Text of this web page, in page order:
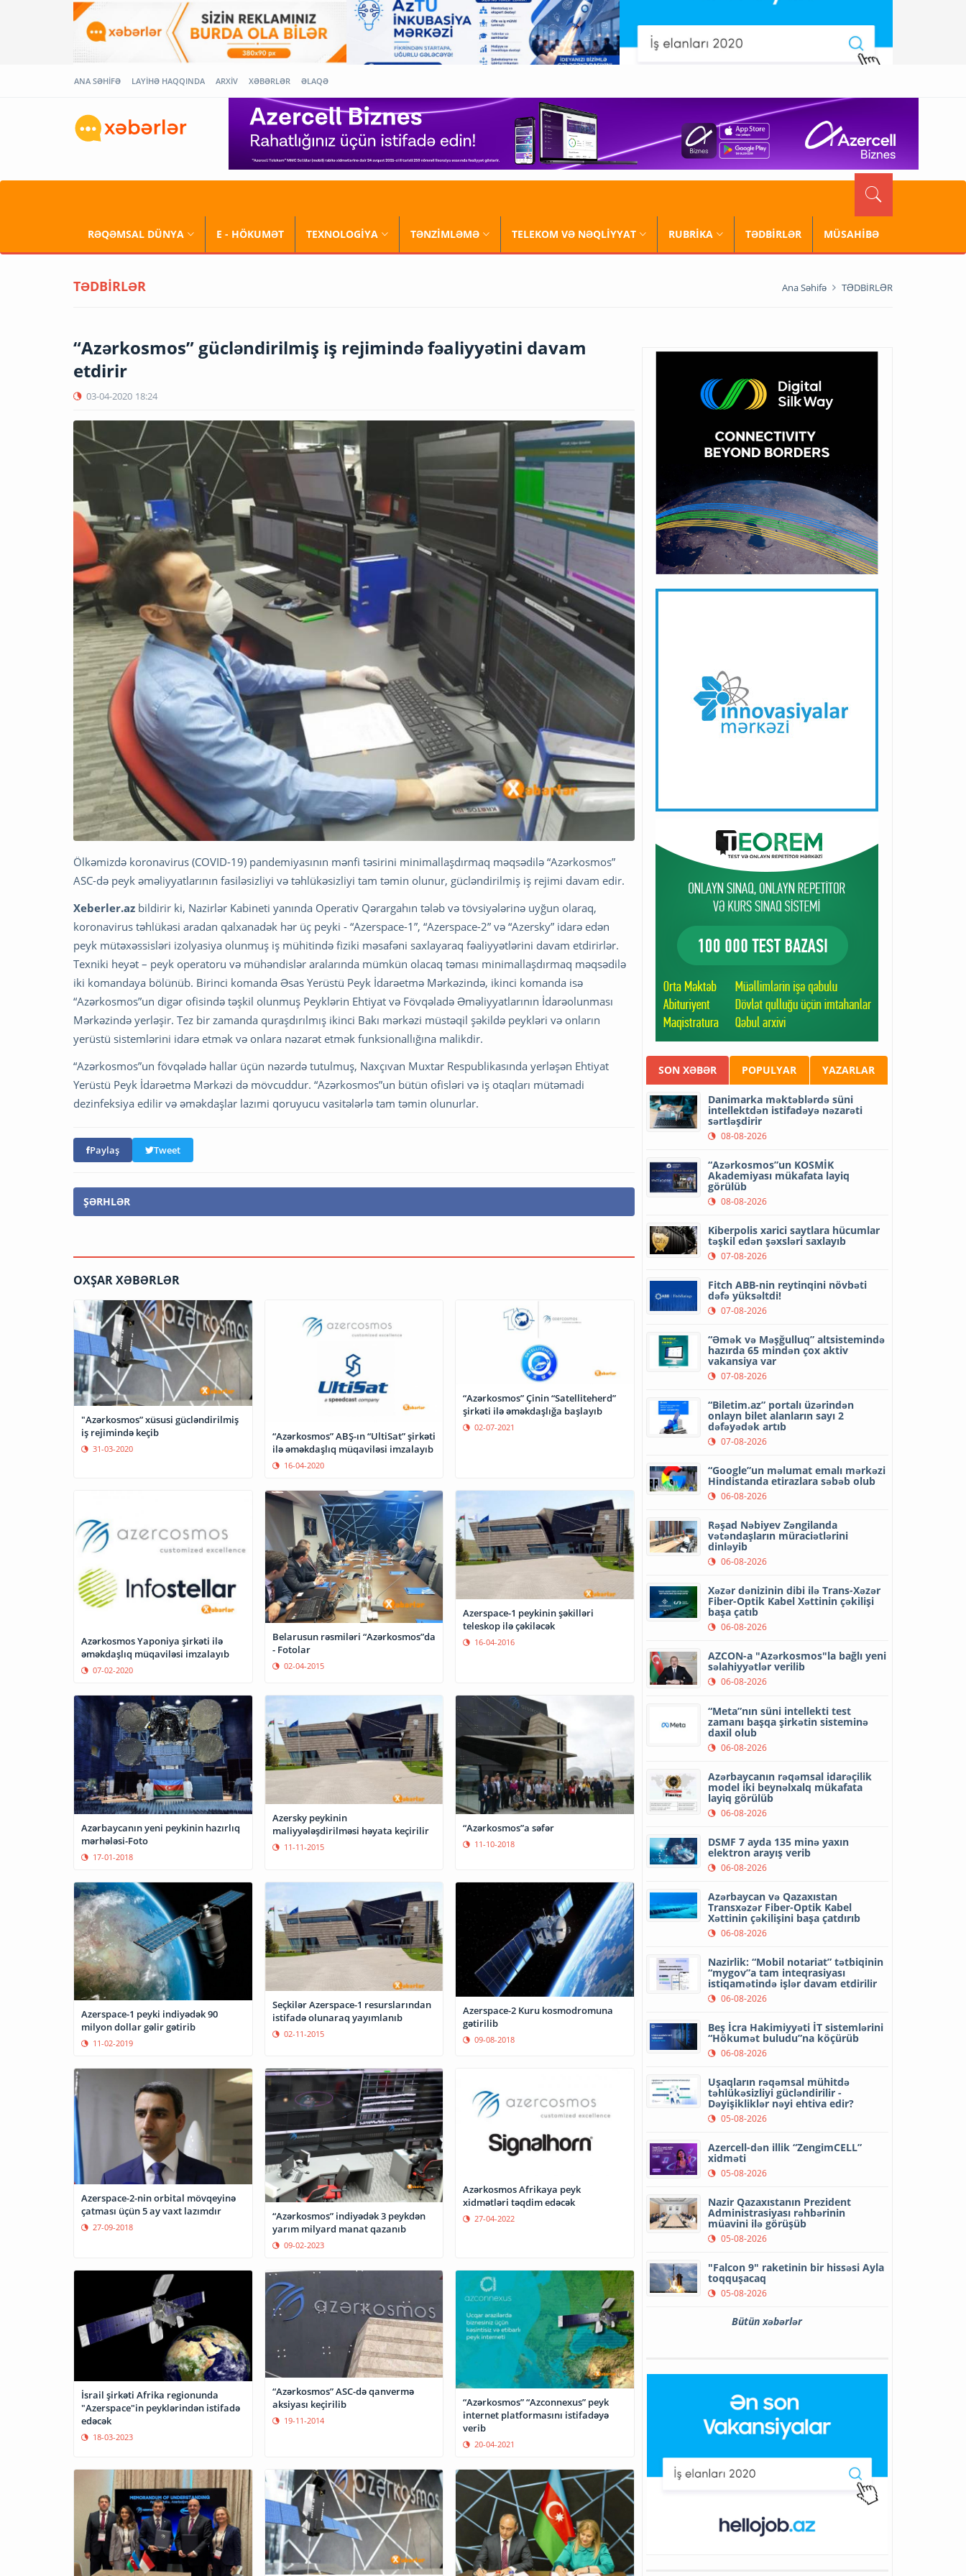
ANA SƏHİFƏ LAYİHƏ HAQQINDA ARXİV XƏBƏRLƏR ƏLAQƏ
RƏQƏMSAL DÜNYA E - HÖKUMƏT TEXNOLOGİYA TƏNZİMLƏMƏ TELEKOM VƏ NƏQLİYYAT RUBRİKA TƏDBİRLƏR MÜSAHİBƏ
TƏDBİRLƏR Ana Səhifə TƏDBİRLƏR
“Azərkosmos” gücləndirilmiş iş rejimində fəaliyyətini davam
etdirir
03-04-2020 18:24
Ölkəmizdə koronavirus (COVID-19) pandemiyasının mənfi təsirini minimallaşdırmaq məqsədilə “Azərkosmos”
ASC-də peyk əməliyyatlarının fasiləsizliyi və təhlükəsizliyi tam təmin olunur, gücləndirilmiş iş rejimi davam edir.
Xeberler.az bildirir ki, Nazirlər Kabineti yanında Operativ Qərargahın tələb və tövsiyələrinə uyğun olaraq,
koronavirus təhlükəsi aradan qalxanadək hər üç peyki - “Azerspace-1”, “Azerspace-2” və “Azersky” idarə edən
peyk mütəxəssisləri izolyasiya olunmuş iş mühitində fiziki məsafəni saxlayaraq fəaliyyətlərini davam etdirirlər.
Texniki heyət – peyk operatoru və mühəndislər aralarında mümkün olacaq təması minimallaşdırmaq məqsədilə
iki komandaya bölünüb. Birinci komanda Əsas Yerüstü Peyk İdarəetmə Mərkəzində, ikinci komanda isə
“Azərkosmos”un digər ofisində təşkil olunmuş Peyklərin Ehtiyat və Fövqəladə Əməliyyatlarının İdarəolunması
Mərkəzində yerləşir. Tez bir zamanda quraşdırılmış ikinci Bakı mərkəzi müstəqil şəkildə peykləri və onların
yerüstü sistemlərini idarə etmək və onlara nəzarət etmək funksionallığına malikdir.
“Azərkosmos”un fövqəladə hallar üçün nəzərdə tutulmuş, Naxçıvan Muxtar Respublikasında yerləşən Ehtiyat
Yerüstü Peyk İdarəetmə Mərkəzi də mövcuddur. “Azərkosmos”un bütün ofisləri və iş otaqları mütəmadi
dezinfeksiya edilir və əməkdaşlar lazımi qoruyucu vasitələrlə tam təmin olunurlar.
Paylaş Tweet
ŞƏRHLƏR
OXŞAR XƏBƏRLƏR
"Azərkosmos” xüsusi gücləndirilmiş
iş rejimində keçib
31-03-2020
“Azərkosmos” ABŞ-ın “UltiSat” şirkəti
ilə əməkdaşlıq müqaviləsi imzalayıb
16-04-2020
“Azərkosmos” Çinin “Satelliteherd”
şirkəti ilə əməkdaşlığa başlayıb
02-07-2021
Azərkosmos Yaponiya şirkəti ilə
əməkdaşlıq müqaviləsi imzalayıb
07-02-2020
Belarusun rəsmiləri “Azərkosmos”da
- Fotolar
02-04-2015
Azerspace-1 peykinin şəkilləri
teleskop ilə çəkiləcək
16-04-2016
Azərbaycanın yeni peykinin hazırlıq
mərhələsi-Foto
17-01-2018
Azersky peykinin
maliyyələşdirilməsi həyata keçirilir
11-11-2015
“Azərkosmos”a səfər
11-10-2018
Azerspace-1 peyki indiyədək 90
milyon dollar gəlir gətirib
11-02-2019
Seçkilər Azerspace-1 resurslarından
istifadə olunaraq yayımlanıb
02-11-2015
Azerspace-2 Kuru kosmodromuna
gətirilib
09-08-2018
Azerspace-2-nin orbital mövqeyinə
çatması üçün 5 ay vaxt lazımdır
27-09-2018
“Azərkosmos” indiyədək 3 peykdən
yarım milyard manat qazanıb
09-02-2023
Azərkosmos Afrikaya peyk
xidmətləri təqdim edəcək
27-04-2022
İsrail şirkəti Afrika regionunda
"Azerspace"in peyklərindən istifadə
edəcək
18-03-2023
“Azərkosmos” ASC-də qanvermə
aksiyası keçirilib
19-11-2014
“Azərkosmos” “Azconnexus” peyk
internet platformasını istifadəyə
verib
20-04-2021
SON XƏBƏR POPULYAR YAZARLAR
Danimarka məktəblərdə süni
intellektdən istifadəyə nəzarəti
sərtləşdirir
08-08-2026
“Azərkosmos”un KOSMİK
Akademiyası mükafata layiq
görülüb
08-08-2026
Kiberpolis xarici saytlara hücumlar
təşkil edən şəxsləri saxlayıb
07-08-2026
Fitch ABB-nin reytinqini növbəti
dəfə yüksəltdi!
07-08-2026
“Əmək və Məşğulluq” altsistemində
hazırda 65 mindən çox aktiv
vakansiya var
07-08-2026
“Biletim.az” portalı üzərindən
onlayn bilet alanların sayı 2
dəfəyədək artıb
07-08-2026
“Google”un məlumat emalı mərkəzi
Hindistanda etirazlara səbəb olub
06-08-2026
Rəşad Nəbiyev Zəngilanda
vətəndaşların müraciətlərini
dinləyib
06-08-2026
Xəzər dənizinin dibi ilə Trans-Xəzər
Fiber-Optik Kabel Xəttinin çəkilişi
başa çatıb
06-08-2026
AZCON-a "Azərkosmos"la bağlı yeni
səlahiyyətlər verilib
06-08-2026
“Meta”nın süni intellekti test
zamanı başqa şirkətin sisteminə
daxil olub
06-08-2026
Azərbaycanın rəqəmsal idarəçilik
model iki beynəlxalq mükafata
layiq görülüb
06-08-2026
DSMF 7 ayda 135 minə yaxın
elektron arayış verib
06-08-2026
Azərbaycan və Qazaxıstan
Transxəzər Fiber-Optik Kabel
Xəttinin çəkilişini başa çatdırıb
06-08-2026
Nazirlik: “Mobil notariat” tətbiqinin
“mygov”a tam inteqrasiyası
istiqamətində işlər davam etdirilir
06-08-2026
Beş İcra Hakimiyyəti İT sistemlərini
“Hökumət buludu”na köçürüb
06-08-2026
Uşaqların rəqəmsal mühitdə
təhlükəsizliyi gücləndirilir -
Dəyişikliklər nəyi ehtiva edir?
05-08-2026
Azercell-dən illik “ZengimCELL”
xidməti
05-08-2026
Nazir Qazaxıstanın Prezident
Administrasiyası rəhbərinin
müavini ilə görüşüb
05-08-2026
"Falcon 9" raketinin bir hissəsi Ayla
toqquşacaq
05-08-2026
Bütün xəbərlər